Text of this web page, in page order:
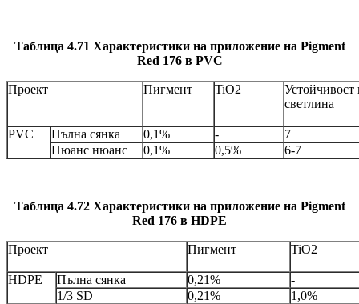
Таблица 4.71 Характеристики на приложение на Pigment
Red 176 в PVC
Проект Пигмент TiO2
Устойчивост
светлина
PVC Пълна сянка 0,1% -
7
Нюанс нюанс
0,1% 0,5% 6-7
Таблица 4.72 Характеристики на приложение на Pigment
Red 176 в HDPE
Проект Пигмент TiO2
HDPE Пълна сянка 0,21%
-
1/3 SD
0,21% 1,0%